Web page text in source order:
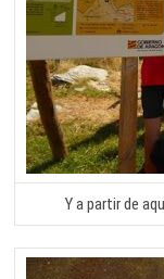
Y a partir de